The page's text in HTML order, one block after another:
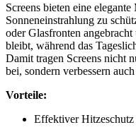
Screens bieten eine
Sonneneinstrahlung zu
oder Glasfronten
bleibt, während das
Damit tragen Screens nicht
bei, sondern verbessern
Vorteile:
Effektiver Hitzeschutz